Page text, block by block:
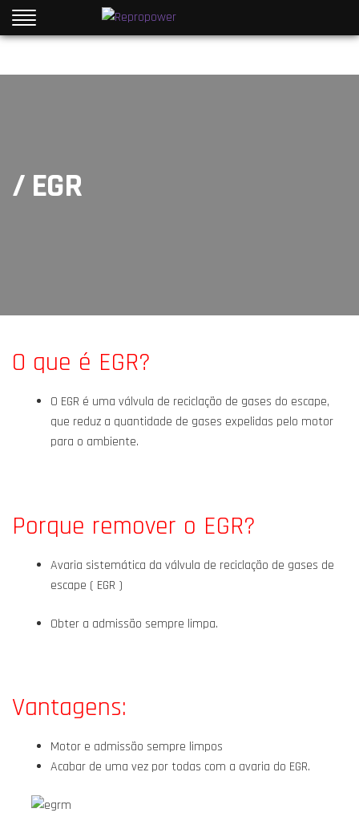
/ EGR
O que é EGR?
O EGR é uma válvula de reciclação de gases do escape,
que reduz a quantidade de gases expelidas pelo motor
para o ambiente.
Porque remover o EGR?
Avaria sistemática da válvula de reciclação de gases de
escape ( EGR )
Obter a admissão sempre limpa.
Vantagens:
Motor e admissão sempre limpos
Acabar de uma vez por todas com a avaria do EGR.